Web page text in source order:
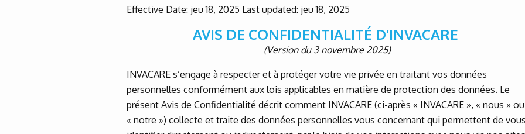
Effective Date: jeu 18, 2025 Last updated: jeu 18, 2025
AVIS DE CONFIDENTIALITÉ D’INVACARE
(Version du 3 novembre 2025)
INVACARE s’engage à respecter et à protéger votre vie privée en traitant vos données
personnelles conformément aux lois applicables en matière de protection des données. Le
présent Avis de Confidentialité décrit comment INVACARE (ci-après « INVACARE », « nous » ou
« notre ») collecte et traite des données personnelles vous concernant qui permettent de